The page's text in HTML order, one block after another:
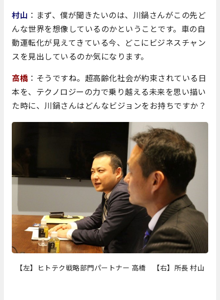
村山 ：まず、僕が聞きたいのは、川鍋さんがこの先ど
んな世界を想像しているのかということです。車の自
動運転化が見えてきている今、どこにビジネスチャン
スを見出しているのか気になります。
高橋 ：そうですね。超高齢化社会が約束されている日
本を、テクノロジーの力で乗り越える未来を思い描い
た時に、川鍋さんはどんなビジョンをお持ちですか？
【左】ヒトテク戦略部門パートナー 高橋 【右】所長 村山